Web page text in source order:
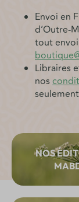
Envoi en
d’Outre-
tout
Libraires
nos
NOS